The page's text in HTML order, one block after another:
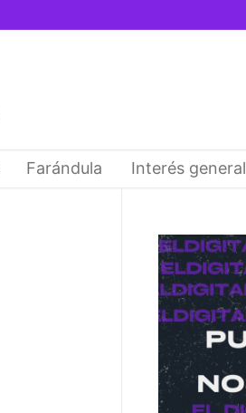
Farándula Interés general